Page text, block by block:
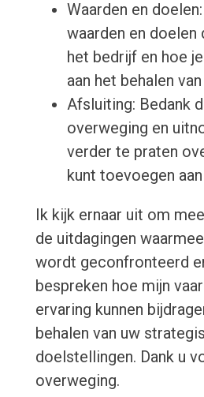
Waarden en
waarden en
het bedrijf en hoe
aan het behalen
Afsluiting: Bedank
overweging en
verder te praten
kunt toevoegen
Ik kijk ernaar uit om
de uitdagingen
wordt geconfronteerd
bespreken hoe mijn
ervaring kunnen
behalen van uw
doelstellingen. Dank u
overweging.